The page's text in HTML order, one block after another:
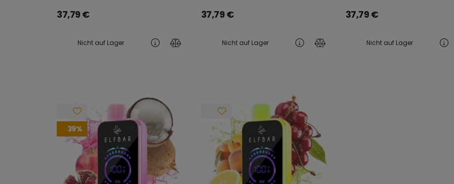
37,79 €
Nicht auf Lager
37,79 €
Nicht auf Lager
37,79 €
Nicht auf Lager
39